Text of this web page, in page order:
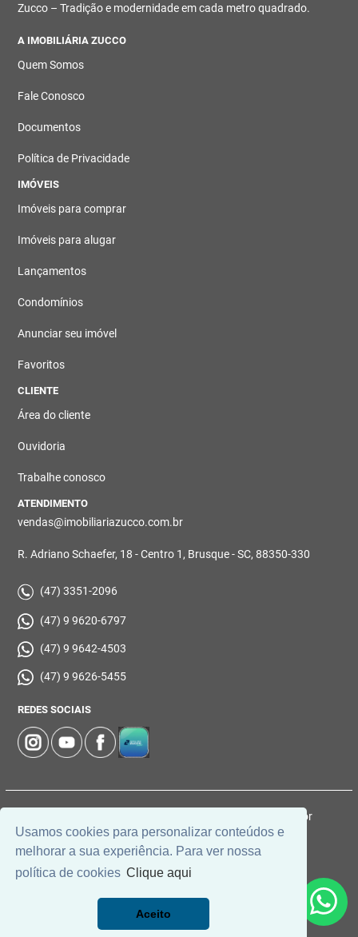
Usamos cookies para personalizar conteúdos e
melhorar a sua experiência. Para ver nossa
política de cookies Clique aqui
Aceito
Zucco – Tradição e modernidade em cada metro quadrado.
A IMOBILIÁRIA ZUCCO
Quem Somos
Fale Conosco
Documentos
Política de Privacidade
IMÓVEIS
Imóveis para comprar
Imóveis para alugar
Lançamentos
Condomínios
Anunciar seu imóvel
Favoritos
CLIENTE
Área do cliente
Ouvidoria
Trabalhe conosco
ATENDIMENTO
vendas@imobiliariazucco.com.br
R. Adriano Schaefer, 18 - Centro 1, Brusque - SC, 88350-330
(47) 3351-2096
(47) 9 9620-6797
(47) 9 9642-4503
(47) 9 9626-5455
REDES SOCIAIS
© 2026 | Imobiliária Zucco | CRECI: 1037-J | Desenvolvido por
Universal Software.